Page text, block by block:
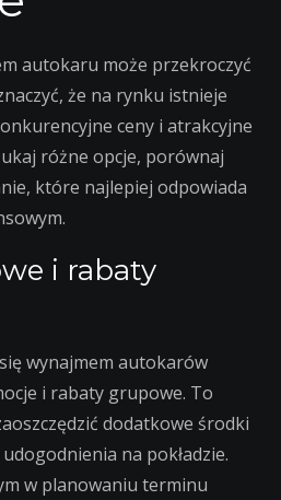
autokaru może przekroczyć
że na rynku istnieje
ceny i atrakcyjne
różne opcje, porównaj
które najlepiej odpowiada
i rabaty
wynajmem autokarów
i rabaty grupowe. To
dodatkowe środki
na pokładzie.
w planowaniu terminu